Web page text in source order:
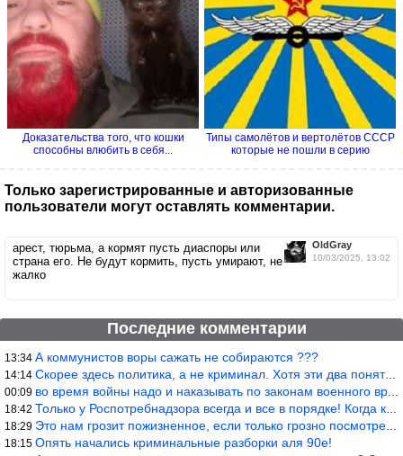
Доказательства того, что кошки
способны влюбить в себя...
Типы самолётов и вертолётов СССР
которые не пошли в серию
Только зарегистрированные и авторизованные
пользователи могут оставлять комментарии.
OldGray
10/03/2025, 13:02
арест, тюрьма, а кормят пусть диаспоры или
страна его. Не будут кормить, пусть умирают, не
жалко
Последние комментарии
13:34 А коммунистов воры сажать не собираются ???
14:14 Скорее здесь политика, а не криминал. Хотя эти два понятия начин
00:09 во время войны надо и наказывать по законам военного времени, а
18:42 Только у Роспотребнадзора всегда и все в порядке! Когда касается
18:29 Это нам грозит пожизненное, если только грозно посмотреть в их с
18:15 Опять начались криминальные разборки аля 90е!